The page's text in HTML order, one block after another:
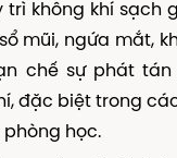
trì không khí sạch
mũi, ngứa mắt,
chế sự phát
đặc biệt trong
phòng học.